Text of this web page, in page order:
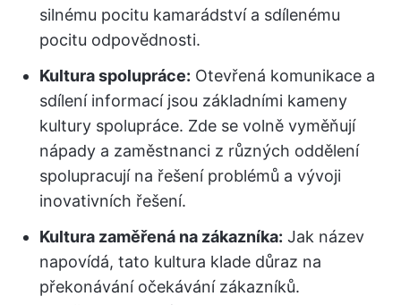
silnému pocitu kamarádství a sdílenému
pocitu odpovědnosti.
Kultura spolupráce: Otevřená komunikace a
sdílení informací jsou základními kameny
kultury spolupráce. Zde se volně vyměňují
nápady a zaměstnanci z různých oddělení
spolupracují na řešení problémů a vývoji
inovativních řešení.
Kultura zaměřená na zákazníka: Jak název
napovídá, tato kultura klade důraz na
překonávání očekávání zákazníků.